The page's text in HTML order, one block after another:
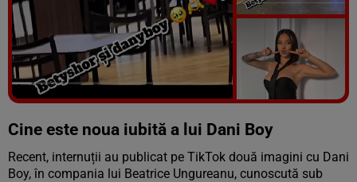
Vezi galeria foto
8 poze
Cine este noua iubită a lui Dani Boy
Recent, internuții au publicat pe TikTok două imagini cu Dani
Boy, în compania lui Beatrice Ungureanu, cunoscută sub